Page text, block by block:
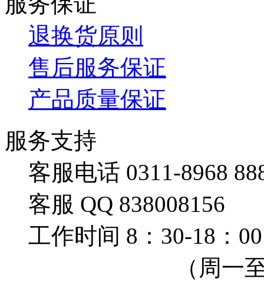
退换货原则
售后服务保证
产品质量保证
服务支持
客服电话 0311-8968
客服 QQ 838008156
工作时间 8：30-18：00
（周一至周